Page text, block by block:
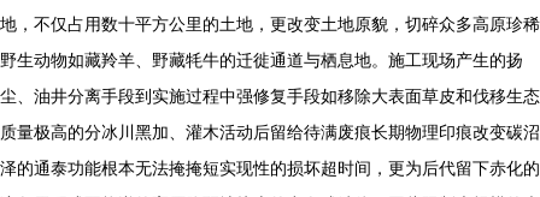
地，不仅占用数十平方公里的土地，更改变土地原貌，切碎众多高原珍稀
野生动物如藏羚羊、野藏牦牛的迁徙通道与栖息地。施工现场产生的扬
尘、油井分离手段到实施过程中强修复手段如移除大表面草皮和伐移生态
质量极高的分冰川黑加、灌木活动后留给待满废痕长期物理印痕改变碳沼
泽的通泰功能根本无法掩掩短实现性的损坏超时间，更为后代留下赤化的